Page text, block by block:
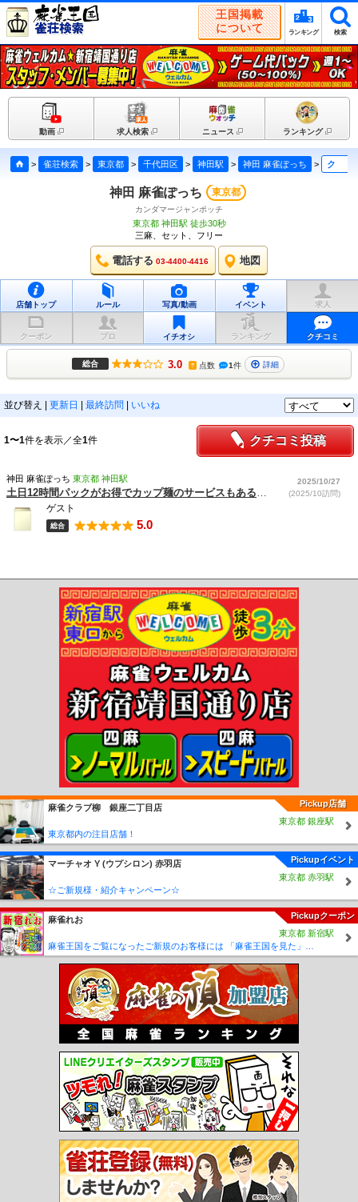
王国掲載
について
ランキング 検索
動画 求人検索 ニュース ランキング
> 雀荘検索 > 東京都 > 千代田区 > 神田駅 > 神田 麻雀ぽっち > クチコミ
神田 麻雀ぽっち 東京都
カンダマージャンポッチ
東京都 神田駅 徒歩30秒
三麻、セット、フリー
電話する 03-4400-4416 地図
店舗トップ ルール 写真/動画 イベント 求人
クーポン プロ イチオシ ランキング クチコミ
総合 3.0 ? 点数 1件 詳細
並び替え | 更新日 | 最終訪問 | いいね
1〜1件を表示／全1件 クチコミ投稿
神田 麻雀ぽっち 東京都 神田駅
2025/10/27
(2025/10訪問)
ゲスト
総合 5.0
Pickup店舗
麻雀クラブ柳 銀座二丁目店
東京都 銀座駅
東京都内の注目店舗！
Pickupイベント
マーチャオ Υ (ウプシロン) 赤羽店
東京都 赤羽駅
☆ご新規様・紹介キャンペーン☆
Pickupクーポン
麻雀れお
東京都 新宿駅